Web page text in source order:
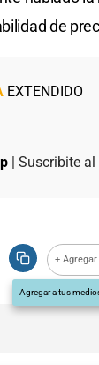
de
EXTENDIDO
| Suscribite al
+
Agregar a tus